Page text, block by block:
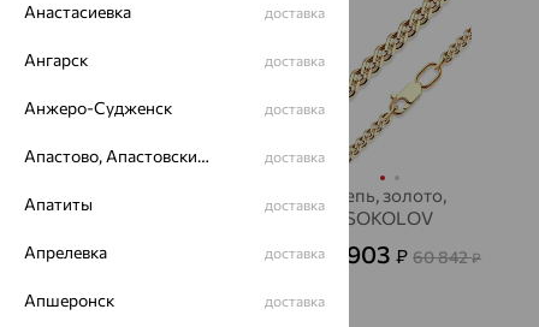
от 49 924
Цепь, золото,
SOKOLOV
от 21 903₽ 60 842₽
Анастасиевка доставка
Ангарск доставка
Анжеро-Судженск доставка
Апастово, Апастовский район доставка
Апатиты доставка
Апрелевка доставка
Апшеронск доставка